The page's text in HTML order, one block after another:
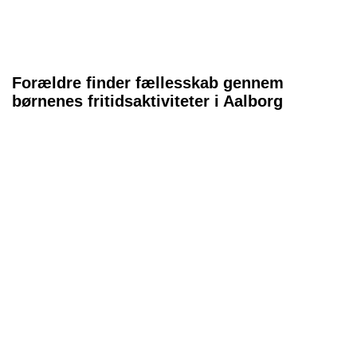
Forældre finder fællesskab gennem
børnenes fritidsaktiviteter i Aalborg